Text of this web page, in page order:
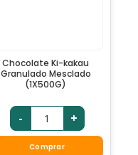
Chocolate Ki-kakau
Granulado Mesclado
(1X500G)
- +
Comprar